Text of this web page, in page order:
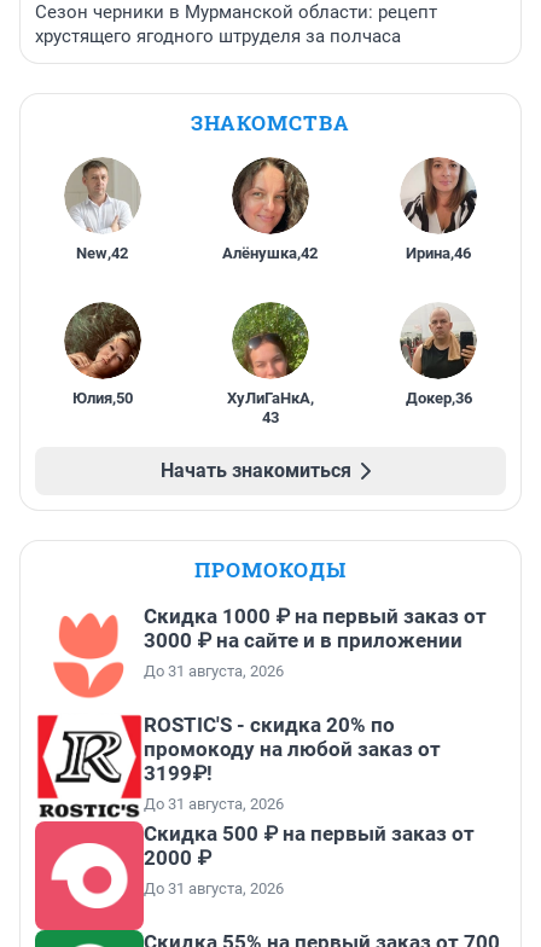
Сезон черники в Мурманской области: рецепт
хрустящего ягодного штруделя за полчаса
ЗНАКОМСТВА
New,42 Алёнушка,42 Ирина,46
Юлия,50 ХуЛиГаНкА,
43
Докер,36
Начать знакомиться
ПРОМОКОДЫ
Скидка 1000 ₽ на первый заказ от
3000 ₽ на сайте и в приложении
До 31 августа, 2026
ROSTIC'S - скидка 20% по
промокоду на любой заказ от
3199₽!
До 31 августа, 2026
Скидка 500 ₽ на первый заказ от
2000 ₽
До 31 августа, 2026